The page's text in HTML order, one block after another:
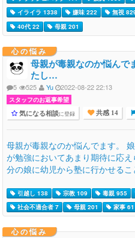
イライラ 1338
嫌味 222 無視
40代 22
母親 201
心の悩み
母親が毒親なのか悩んで
たし…
5 525 Yu 2022-08-22 22:13
スタッフのお返事希望
気になる相談に登録 共感 14
母親が毒親なのか悩んでます。
が勉強においてあまり期待に応
分の娘に幼児から塾に行かせる
引越し 138 宗教 109 毒親 955
社会不適合者 7
母親 201 家事 61
心の悩み